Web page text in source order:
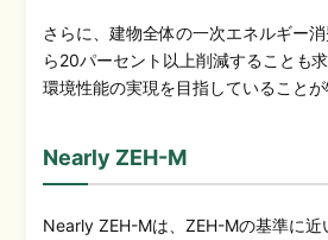
さらに、建物全体の一次エネルギー
ら20パーセント以上削減することも
環境性能の実現を目指していることが
Nearly ZEH-M
Nearly ZEH-Mは、ZEH-Mの基準に近